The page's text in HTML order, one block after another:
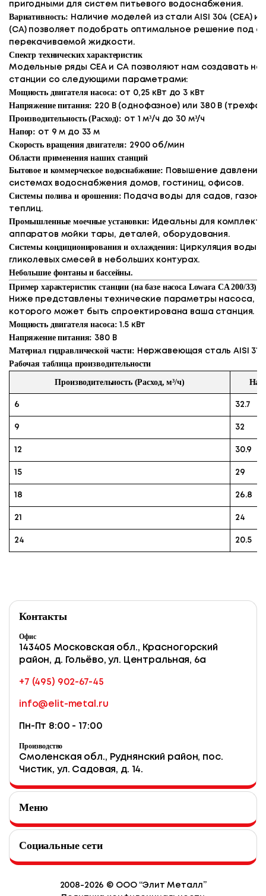
пригодными для систем питьевого водоснабжения.
Вариативность: Наличие моделей из стали AISI 304 (CEA) и
(CA) позволяет подобрать оптимальное решение под
перекачиваемой жидкости.
Спектр технических характеристик
Модельные ряды CEA и CA позволяют нам создавать
станции со следующими параметрами:
Мощность двигателя насоса: от 0,25 кВт до 3 кВт
Напряжение питания: 220 В (однофазное) или 380 В
Производительность (Расход): от 1 м³/ч до 30 м³/ч
Напор: от 9 м до 33 м
Скорость вращения двигателя: 2900 об/мин
Области применения наших станций
Бытовое и коммерческое водоснабжение: Повышение давления
системах водоснабжения домов, гостиниц, офисов.
Системы полива и орошения: Подача воды для садов,
теплиц.
Промышленные моечные установки: Идеальны для
аппаратов мойки тары, деталей, оборудования.
Системы кондиционирования и охлаждения: Циркуляция воды и
гликолевых смесей в небольших контурах.
Небольшие фонтаны и бассейны.
Пример характеристик станции (на базе насоса Lowara CA 200/33)
Ниже представлены технические параметры насоса,
которого может быть спроектирована ваша станция.
Мощность двигателя насоса: 1.5 кВт
Напряжение питания: 380 В
Материал гидравлической части: Нержавеющая сталь AISI
Рабочая таблица производительности
Производительность (Расход, м³/ч)
6 32.7
9 32
12 30.9
15 29
18 26.8
21 24
24 20.5
Контакты
Офис
143405 Московская обл., Красногорский
район, д. Гольёво, ул. Центральная, 6a
+7 (495) 902-67-45
info@elit-metal.ru
Пн-Пт 8:00 - 17:00
Производство
Смоленская обл., Руднянский район, пос.
Чистик, ул. Садовая, д. 14.
Меню
Каталог
О компании
Социальные сети
Написать в MAX
Написать в Telegram
2008-2026 © ООО “Элит Металл”